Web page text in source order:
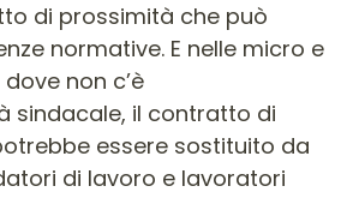
di prossimità che può
normative. E nelle micro e
non c’è
sindacale, il contratto di
essere sostituito da
di lavoro e lavoratori